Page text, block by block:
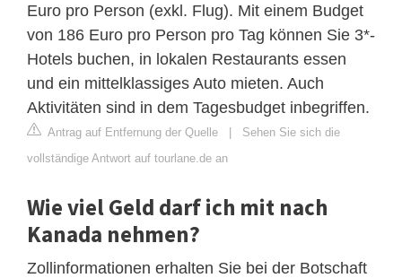
Euro pro Person (exkl. Flug). Mit einem Budget
von 186 Euro pro Person pro Tag können Sie 3*-
Hotels buchen, in lokalen Restaurants essen
und ein mittelklassiges Auto mieten. Auch
Aktivitäten sind in dem Tagesbudget inbegriffen.
Antrag auf Entfernung der Quelle | Sehen Sie sich die
vollständige Antwort auf tourlane.de an
Wie viel Geld darf ich mit nach
Kanada nehmen?
Zollinformationen erhalten Sie bei der Botschaft